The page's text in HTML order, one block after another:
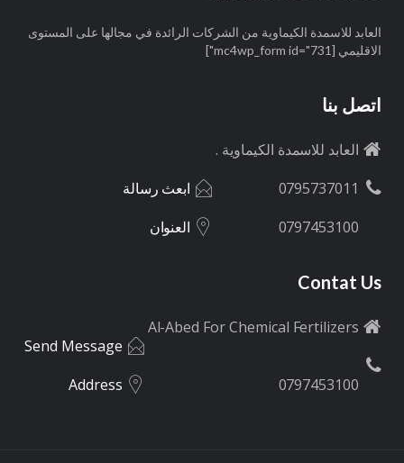
العابد للاسمدة الكيماوية من الشركات الرائدة في مجالها على المستوى
الاقليمي [mc4wp_form id="731"]
اتصل بنا
العابد للاسمدة الكيماوية .
0795737011
0797453100
ابعث رسالة
العنوان
Contat Us
Al-Abed For Chemical Fertilizers
0797453100
Send Message
Address